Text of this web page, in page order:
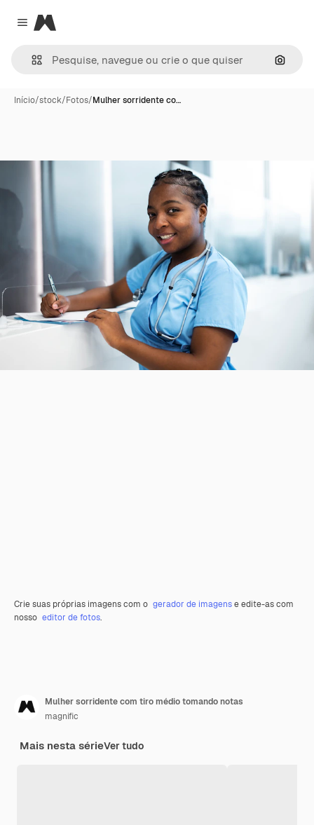
Close menu
Magnific
Início/stock/Fotos/Mulher sorridente co…
Crie suas próprias imagens com o gerador de imagense edite-as com
nosso editor de fotos.
Mulher sorridente com tiro médio tomando notas
magnific
Mais nesta sérieVer tudo